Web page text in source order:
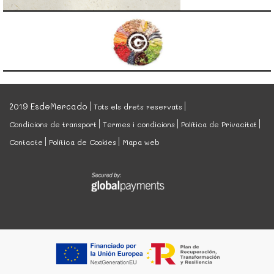
2019 EsdeMercado
Tots els drets reservats
Condicions de transport
Termes i condicions
Política de Privacitat
Contacte
Política de Cookies Mapa web